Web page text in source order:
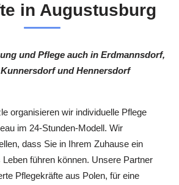
in Augustusburg
und Pflege auch in Erdmannsdorf,
und Hennersdorf
organisieren wir individuelle Pflege
im 24-Stunden-Modell. Wir
dass Sie in Ihrem Zuhause ein
führen können. Unsere Partner
Pflegekräfte aus Polen, für eine